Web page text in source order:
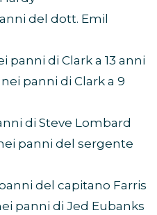
del dott. Emil
panni di Clark a 13 anni
panni di Clark a 9
di Steve Lombard
panni del sergente
del capitano Farris
panni di Jed Eubanks